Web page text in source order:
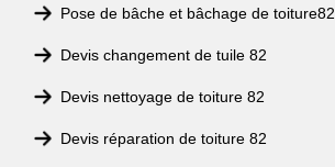
Pose de bâche et bâchage de toiture82
Devis changement de tuile 82
Devis nettoyage de toiture 82
Devis réparation de toiture 82